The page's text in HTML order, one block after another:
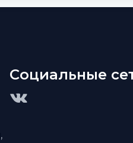
Социальные